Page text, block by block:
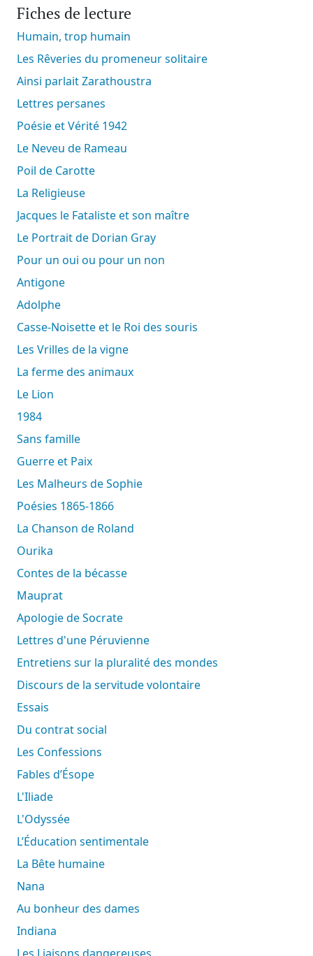
Fiches de lecture
Humain, trop humain
Les Rêveries du promeneur solitaire
Ainsi parlait Zarathoustra
Lettres persanes
Poésie et Vérité 1942
Le Neveu de Rameau
Poil de Carotte
La Religieuse
Jacques le Fataliste et son maître
Le Portrait de Dorian Gray
Pour un oui ou pour un non
Antigone
Adolphe
Casse-Noisette et le Roi des souris
Les Vrilles de la vigne
La ferme des animaux
Le Lion
1984
Sans famille
Guerre et Paix
Les Malheurs de Sophie
Poésies 1865-1866
La Chanson de Roland
Ourika
Contes de la bécasse
Mauprat
Apologie de Socrate
Lettres d'une Péruvienne
Entretiens sur la pluralité des mondes
Discours de la servitude volontaire
Essais
Du contrat social
Les Confessions
Fables d’Ésope
L'Iliade
L'Odyssée
L’Éducation sentimentale
La Bête humaine
Nana
Au bonheur des dames
Indiana